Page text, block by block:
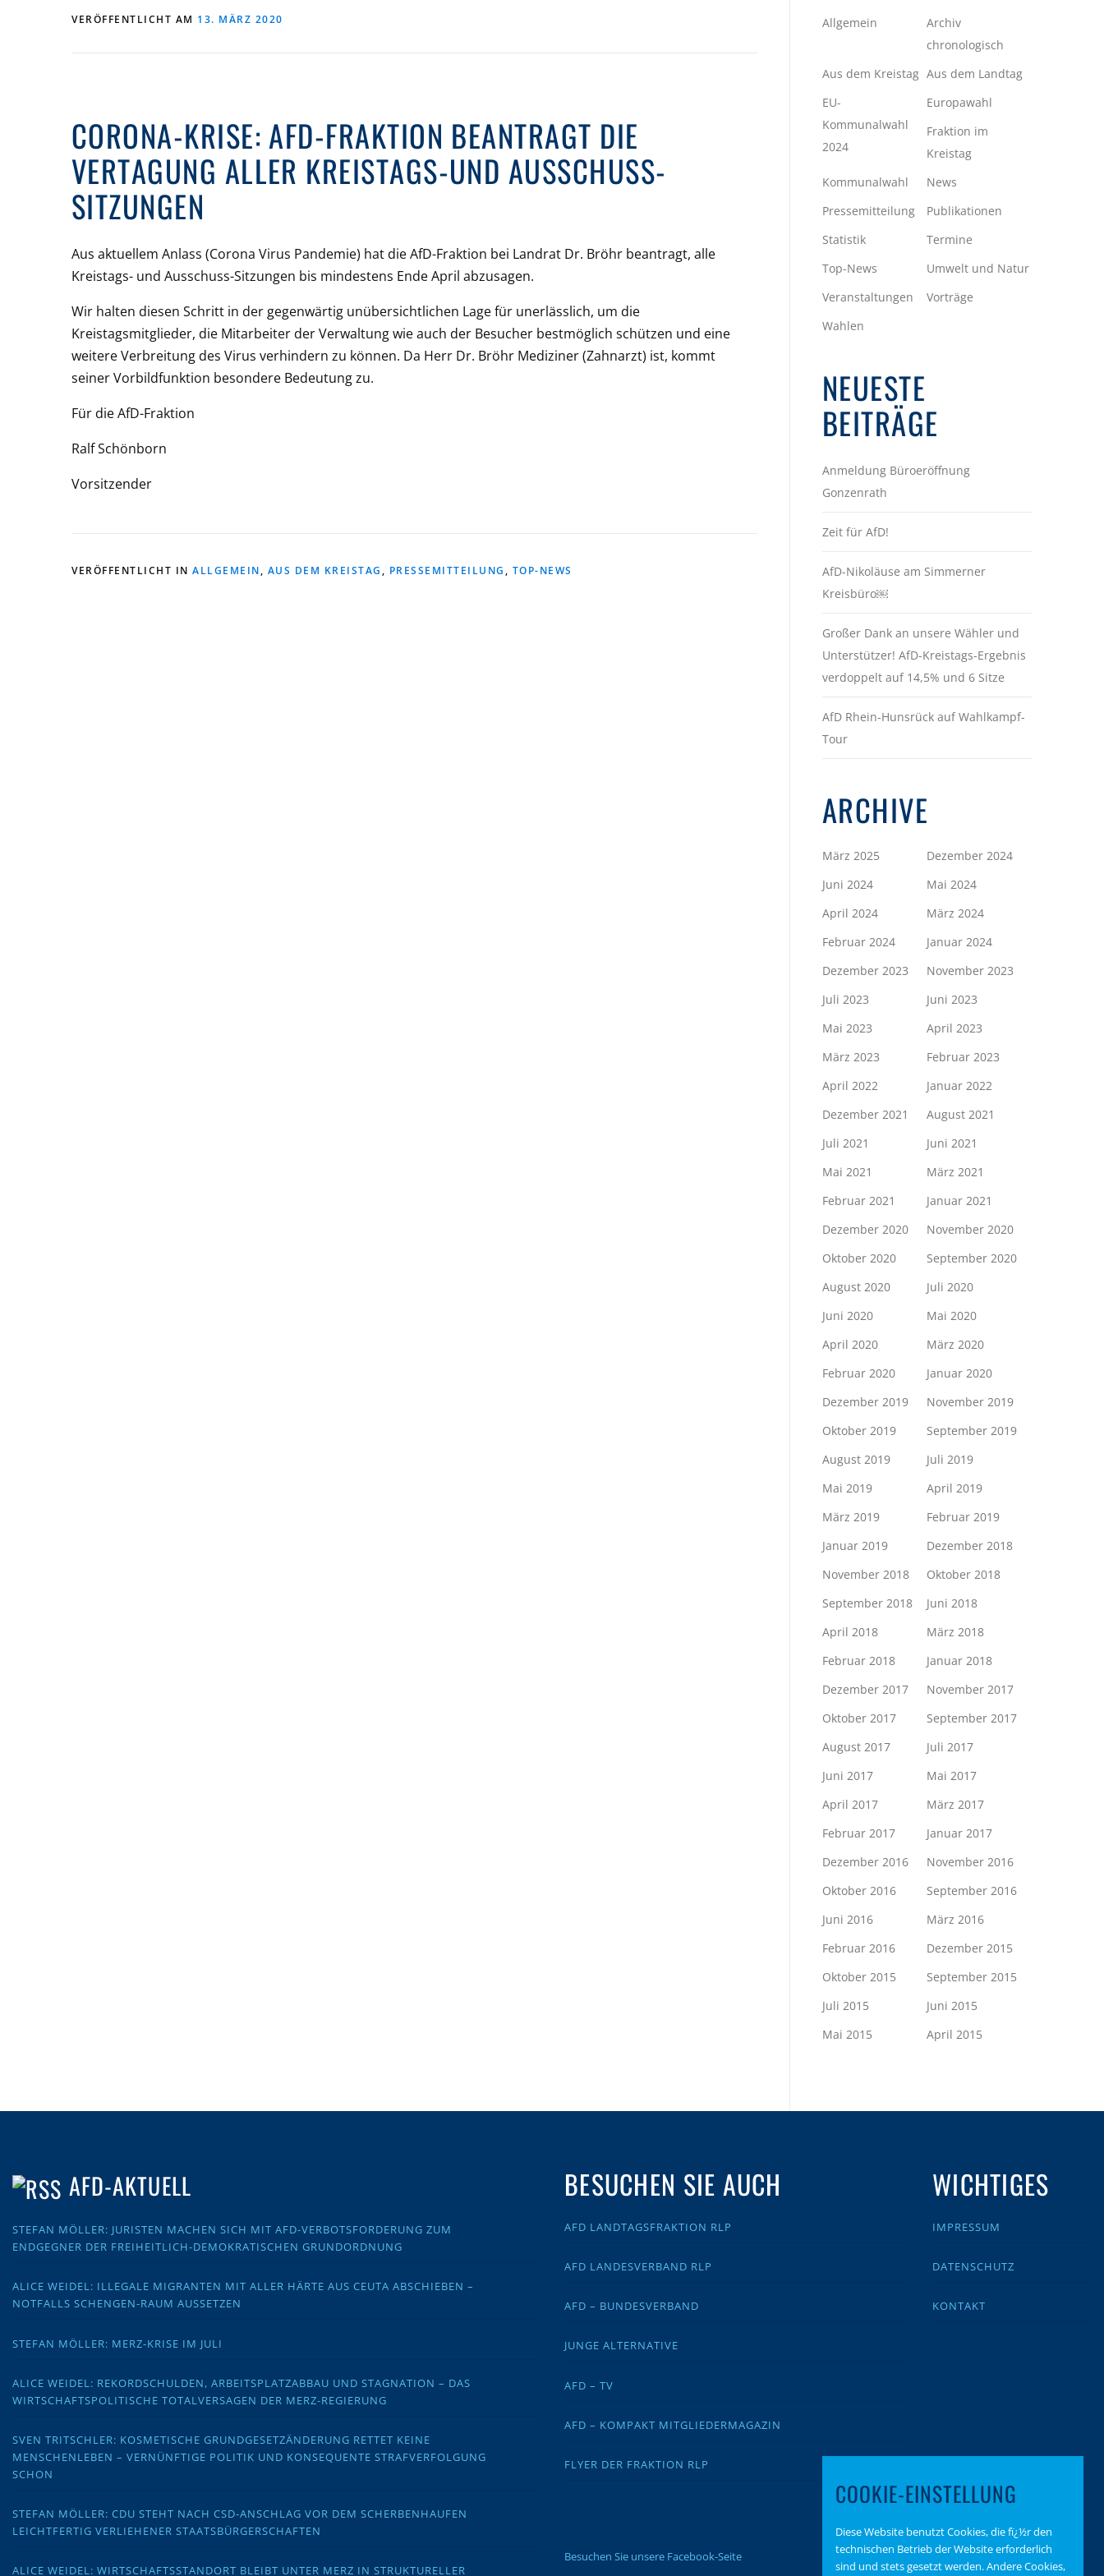
VERÖFFENTLICHT AM 13. MÄRZ 2020
CORONA-KRISE: AFD-FRAKTION BEANTRAGT DIE
VERTAGUNG ALLER KREISTAGS-UND AUSSCHUSS-
SITZUNGEN
Aus aktuellem Anlass (Corona Virus Pandemie) hat die AfD-Fraktion bei Landrat Dr. Bröhr beantragt, alle
Kreistags- und Ausschuss-Sitzungen bis mindestens Ende April abzusagen.
Wir halten diesen Schritt in der gegenwärtig unübersichtlichen Lage für unerlässlich, um die
Kreistagsmitglieder, die Mitarbeiter der Verwaltung wie auch der Besucher bestmöglich schützen und eine
weitere Verbreitung des Virus verhindern zu können. Da Herr Dr. Bröhr Mediziner (Zahnarzt) ist, kommt
seiner Vorbildfunktion besondere Bedeutung zu.
Für die AfD-Fraktion
Ralf Schönborn
Vorsitzender
VERÖFFENTLICHT IN ALLGEMEIN, AUS DEM KREISTAG , PRESSEMITTEILUNG , TOP-NEWS
Allgemein
Archiv
chronologisch
Aus dem Kreistag Aus dem Landtag
EU-
Kommunalwahl
2024
Europawahl
Fraktion im
Kreistag
Kommunalwahl
News
Pressemitteilung
Publikationen
Statistik
Termine
Top-News
Umwelt und Natur
Veranstaltungen
Vorträge
Wahlen
NEUESTE
BEITRÄGE
Anmeldung Büroeröffnung
Gonzenrath
Zeit für AfD!
AfD-Nikoläuse am Simmerner
Kreisbüro￼
Großer Dank an unsere Wähler und
Unterstützer! AfD-Kreistags-Ergebnis
verdoppelt auf 14,5% und 6 Sitze
AfD Rhein-Hunsrück auf Wahlkampf-
Tour
ARCHIVE
März 2025
Dezember 2024
Juni 2024
Mai 2024
April 2024
März 2024
Februar 2024
Januar 2024
Dezember 2023
November 2023
Juli 2023
Juni 2023
Mai 2023
April 2023
März 2023
Februar 2023
April 2022
Januar 2022
Dezember 2021
August 2021
Juli 2021
Juni 2021
Mai 2021
März 2021
Februar 2021
Januar 2021
Dezember 2020
November 2020
Oktober 2020
September 2020
August 2020
Juli 2020
Juni 2020
Mai 2020
April 2020
März 2020
Februar 2020
Januar 2020
Dezember 2019
November 2019
Oktober 2019
September 2019
August 2019
Juli 2019
Mai 2019
April 2019
März 2019
Februar 2019
Januar 2019
Dezember 2018
November 2018
Oktober 2018
September 2018
Juni 2018
April 2018
März 2018
Februar 2018
Januar 2018
Dezember 2017
November 2017
Oktober 2017
September 2017
August 2017
Juli 2017
Juni 2017
Mai 2017
April 2017
März 2017
Februar 2017
Januar 2017
Dezember 2016
November 2016
Oktober 2016
September 2016
Juni 2016
März 2016
Februar 2016
Dezember 2015
Oktober 2015
September 2015
Juli 2015
Juni 2015
Mai 2015
April 2015
AFD-AKTUELL
STEFAN MÖLLER: JURISTEN MACHEN SICH MIT AFD-VERBOTSFORDERUNG ZUM
ENDGEGNER DER FREIHEITLICH-DEMOKRATISCHEN GRUNDORDNUNG
ALICE WEIDEL: ILLEGALE MIGRANTEN MIT ALLER HÄRTE AUS CEUTA ABSCHIEBEN –
NOTFALLS SCHENGEN-RAUM AUSSETZEN
STEFAN MÖLLER: MERZ-KRISE IM JULI
ALICE WEIDEL: REKORDSCHULDEN, ARBEITSPLATZABBAU UND STAGNATION – DAS
WIRTSCHAFTSPOLITISCHE TOTALVERSAGEN DER MERZ-REGIERUNG
SVEN TRITSCHLER: KOSMETISCHE GRUNDGESETZÄNDERUNG RETTET KEINE
MENSCHENLEBEN – VERNÜNFTIGE POLITIK UND KONSEQUENTE STRAFVERFOLGUNG
SCHON
STEFAN MÖLLER: CDU STEHT NACH CSD-ANSCHLAG VOR DEM SCHERBENHAUFEN
LEICHTFERTIG VERLIEHENER STAATSBÜRGERSCHAFTEN
ALICE WEIDEL: WIRTSCHAFTSSTANDORT BLEIBT UNTER MERZ IN STRUKTURELLER
BESUCHEN SIE AUCH
AFD LANDTAGSFRAKTION RLP
AFD LANDESVERBAND RLP
AFD – BUNDESVERBAND
JUNGE ALTERNATIVE
AFD – TV
AFD – KOMPAKT MITGLIEDERMAGAZIN
FLYER DER FRAKTION RLP
Besuchen Sie unsere Facebook-Seite
WICHTIGES
IMPRESSUM
DATENSCHUTZ
KONTAKT
COOKIE-EINSTELLUNG
Diese Website benutzt Cookies, die fï¿½r den
technischen Betrieb der Website erforderlich
sind und stets gesetzt werden. Andere Cookies,